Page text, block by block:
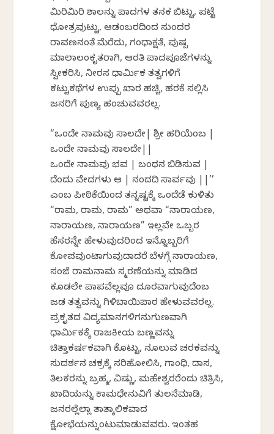
ಮಿರಿಮಿರಿ ಶಾಲನ್ನು ಪಾದಗಳ ತನಕ ಬಿಟ್ಟು, ಪಟ್ಟೆ
ಧೋತ್ರವುಟ್ಟು, ಆಡಂಬರದಿಂದ ಸುಂದರ
ರಾವಣನಂತೆ ಮೆರೆದು, ಗಂಧಾಕ್ಷತೆ, ಪುಷ್ಪ
ಮಾಲಾಲಂಕೃತರಾಗಿ, ಆರತಿ ಪಾದಪೂಜೆಗಳನ್ನು
ಸ್ವೀಕರಿಸಿ, ನೀರಸ ಧಾರ್ಮಿಕ ತತ್ವಗಳಿಗೆ
ಕಟ್ಟುಕಥೆಗಳ ಉಪ್ಪು ಖಾರ ಹಚ್ಚಿ, ಹರಕೆ ಸಲ್ಲಿಸಿ
ಜನರಿಗೆ ಪುಣ್ಯ ಹಂಚುವವರಲ್ಲ.
“ಒಂದೇ ನಾಮವು ಸಾಲದೇ| ಶ್ರೀ ಹರಿಯೆಂಬ |
ಒಂದೇ ನಾಮವು ಸಾಲದೇ||
ಒಂದೇ ನಾಮವು ಭವ | ಬಂಧನ ಬಿಡಿಸುವ |
ದೆಂದು ವೇದಗಳು ಆ | ನಂದದಿ ಸಾರ್ವವು ||’’
ಎಂಬ ಪೀಠಿಕೆಯಿಂದ ತನ್ನಷ್ಟಕ್ಕೆ ಒಂದೆಡೆ ಕುಳಿತು
“ರಾಮ, ರಾಮ, ರಾಮ” ಅಥವಾ “ನಾರಾಯಣ,
ನಾರಾಯಣ, ನಾರಾಯಣ” ಇಲ್ಲವೇ ಒಬ್ಬರ
ಹೆಸರನ್ನೇ ಹೇಳುವುದರಿಂದ ಇನ್ನೊಬ್ಬರಿಗೆ
ಕೋಪವುಂಟಾಗುವುದಾದರೆ ಬೆಳಗ್ಗೆ ನಾರಾಯಣ,
ಸಂಜೆ ರಾಮನಾಮ ಸ್ಮರಣೆಯನ್ನು ಮಾಡಿದ
ಕೂಡಲೇ ಪಾಪವೆಲ್ಲವೂ ದೂರವಾಗುವುದೆಂಬ
ಜಡ ತತ್ವವನ್ನು ಗಿಳಿಬಾಯಿಪಾಠ ಹೇಳುವವರಲ್ಲ.
ಪ್ರಕೃತದ ವಿದ್ಯಮಾನಗಳಿಗನುಗುಣವಾಗಿ
ಧಾರ್ಮಿಕಕ್ಕೆ ರಾಜಕೀಯ ಬಣ್ಣವನ್ನು
ಚಿತ್ತಾಕರ್ಷಕವಾಗಿ ಕೊಟ್ಟು, ನೂಲುವ ಚರಕವನ್ನು
ಸುದರ್ಶನ ಚಕ್ರಕ್ಕೆ ಸರಿಹೋಲಿಸಿ, ಗಾಂಧಿ, ದಾಸ,
ತಿಲಕರನ್ನು ಬ್ರಹ್ಮ, ವಿಷ್ಣು, ಮಹೇಶ್ವರರೆಂದು ಚಿತ್ರಿಸಿ,
ಖಾದಿಯನ್ನು ಕಾಮಧೇನುವಿಗೆ ತುಲನೆಮಾಡಿ,
ಜನರಲ್ಲೆಲ್ಲಾ ತಾತ್ಕಾಲಿಕವಾದ
ಕ್ಷೋಭೆಯನ್ನುಂಟುಮಾಡುವವರು. ಇಂತಹ